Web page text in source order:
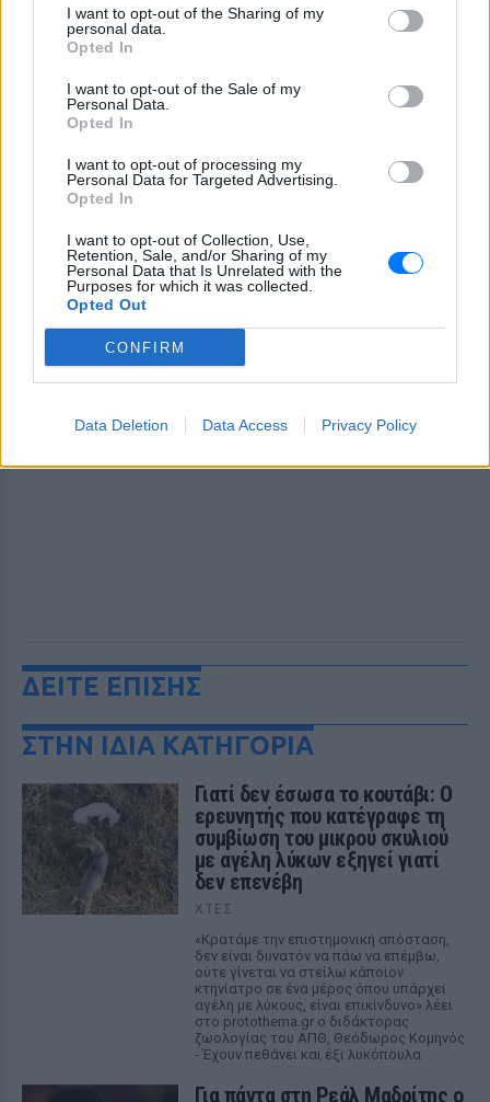
I want to opt-out of the Sharing of my
personal data.
Opted In
I want to opt-out of the Sale of my
Personal Data.
Opted In
I want to opt-out of processing my
Personal Data for Targeted Advertising.
Opted In
I want to opt-out of Collection, Use,
Retention, Sale, and/or Sharing of my
Personal Data that Is Unrelated with the
Purposes for which it was collected.
Opted Out
CONFIRM
Data Deletion Data Access Privacy Policy
Για ακόμη περισσότερα
ροή
Ακολουθήστε το E-Radio.gr και στο Instagram
ΔΙΑΦΗΜΙΣΗ
ΔΕΙΤΕ ΕΠΙΣΗΣ
ΣΤΗΝ ΙΔΙΑ ΚΑΤΗΓΟΡΙΑ
Γιατί δεν έσωσα το κουτάβι: Ο
ερευνητής που κατέγραφε τη
συμβίωση του μικρού σκυλιού
με αγέλη λύκων εξηγεί γιατί
δεν επενέβη
ΧΤΕΣ
«Κρατάμε την επιστημονική απόσταση,
δεν είναι δυνατόν να πάω να επέμβω,
ούτε γίνεται να στείλω κάποιον
κτηνίατρο σε ένα μέρος όπου υπάρχει
αγέλη με λύκους, είναι επικίνδυνο» λέει
στο protothema.gr ο διδάκτορας
ζωολογίας του ΑΠΘ, Θεόδωρος Κομηνός
- Έχουν πεθάνει και έξι λυκόπουλα
Για πάντα στη Ρεάλ Μαδρίτης ο